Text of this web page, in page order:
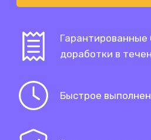
Гарантированные
доработки в
Быстрое